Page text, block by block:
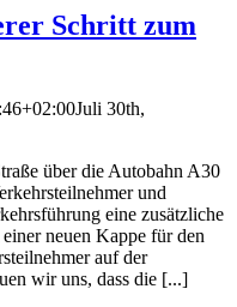
Schritt zum
Juli 30th,
über die Autobahn A30
und
eine zusätzliche
neuen Kappe für den
auf der
wir uns, dass die [...]